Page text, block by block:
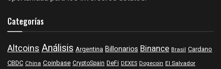
Categorías
AltcoinsAnálisis Argentina BillonariosBinance Brasil Cardano
CBDC China Coinbase CryptoSpain DeFi DEXES Dogecoin El Salvador